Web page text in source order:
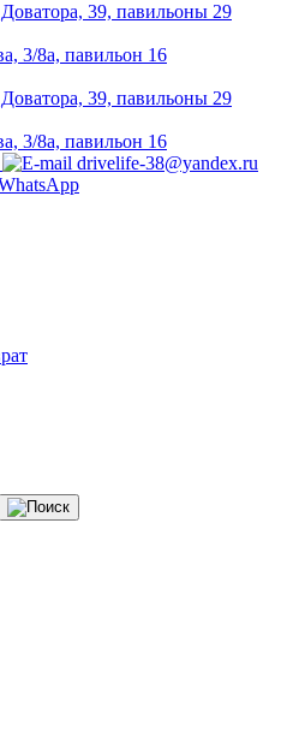
39, павильоны 29
3/8а, павильон 16
39, павильоны 29
3/8а, павильон 16
drivelife-38@yandex.ru